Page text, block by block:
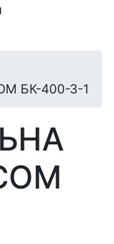
БК-400-З-1